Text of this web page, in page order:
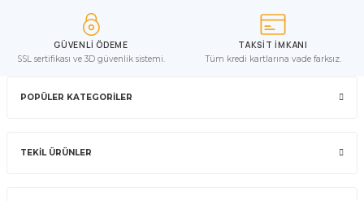
GÜVENLİ ÖDEME
SSL sertifikası ve 3D güvenlik sistemi.
TAKSİT İMKANI
Tüm kredi kartlarına vade farksız.
POPÜLER KATEGORİLER
TEKİL ÜRÜNLER